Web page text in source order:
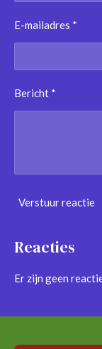
E-mailadres *
Bericht *
Verstuur reactie
Reacties
Er zijn geen